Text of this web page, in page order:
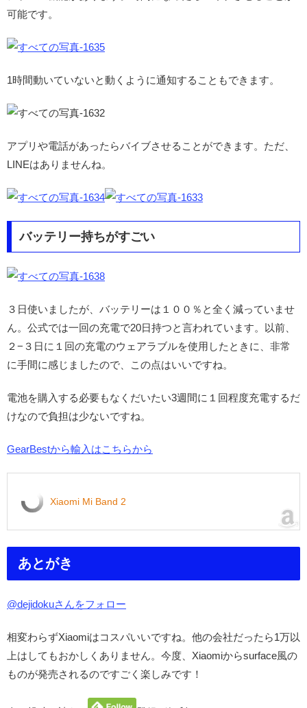
可能です。
1時間動いていないと動くように通知することもできます。
アプリや電話があったらバイブさせることができます。ただ、
LINEはありませんね。
バッテリー持ちがすごい
３日使いましたが、バッテリーは１００％と全く減っていませ
ん。公式では一回の充電で20日持つと言われています。以前、
２−３日に１回の充電のウェアラブルを使用したときに、非常
に手間に感じましたので、この点はいいですね。
電池を購入する必要もなくだいたい3週間に１回程度充電するだ
けなので負担は少ないですね。
GearBestから輸入はこちらから
Xiaomi Mi Band 2
あとがき
@dejidokuさんをフォロー
相変わらずXiaomiはコスパいいですね。他の会社だったら1万以
上はしてもおかしくありません。今度、Xiaomiからsurface風の
ものが発売されるのですごく楽しみです！